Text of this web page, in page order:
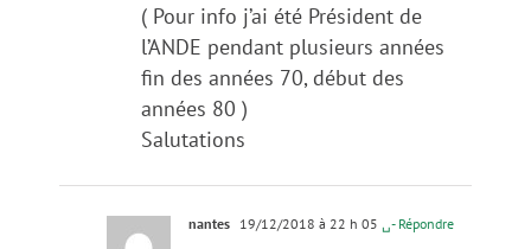
( Pour info j’ai été Président de
l’ANDE pendant plusieurs années
fin des années 70, début des
années 80 )
Salutations
nantes 19/12/2018 à 22 h 05 ␣- Répondre